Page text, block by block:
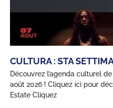
CULTURA : STA
Découvrez l’agenda culturel
août 2026 ! Cliquez ici pour
Estate Cliquez